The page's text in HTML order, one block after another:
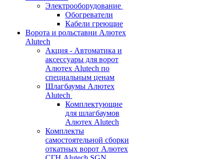
Электрооборудование
Обогреватели
Кабели греющие
Ворота и рольставни Алютех
Alutech
Акция - Автоматика и
аксессуары для ворот
Алютех Alutech по
специальным ценам
Шлагбаумы Алютех
Alutech
Комплектующие
для шлагбаумов
Алютех Alutech
Комплекты
самостоятельной сборки
откатных ворот Алютех